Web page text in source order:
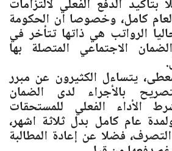
بتأكيد الدفع الفعلي لالتزامات
كامل، وخصوصا ان الحكومة
الرواتب هي ذاتها تتأخر في
الاجتماعي المتصلة بها
يتساءل الكثيرون عن مبرر
بالأجراء لدى الضمان
الأداء الفعلي للمستحقات
عام كامل بدل ثلاثة اشهر،
فضلا عن إعادة المطالبة